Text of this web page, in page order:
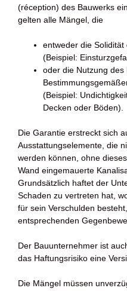
(réception) des Bauwerks
gelten alle Mängel, die
entweder die
(Beispiel:
oder die Nutzung des
(Beispiel:
Decken oder Böden).
Die Garantie erstreckt sich
Ausstattungselemente, die
werden können, ohne
Wand eingemauerte
Grundsätzlich haftet der
Schaden zu vertreten hat,
für sein Verschulden
entsprechenden
Der Bauunternehmer ist
das Haftungsrisiko eine
Die Mängel müssen